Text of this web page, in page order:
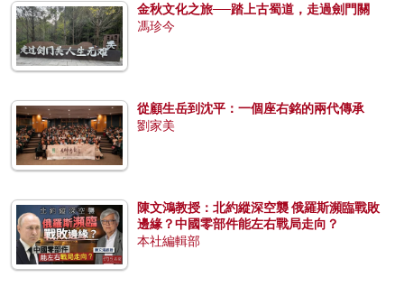
金秋文化之旅──踏上古蜀道，走過劍門關
馮珍今
從顧生岳到沈平：一個座右銘的兩代傳承
劉家美
陳文鴻教授：北約縱深空襲 俄羅斯瀕臨戰敗
邊緣？中國零部件能左右戰局走向？
本社編輯部